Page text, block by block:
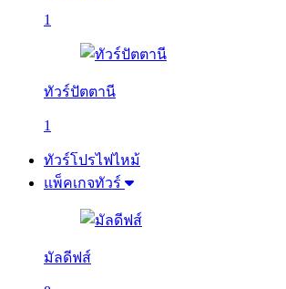
1
ทัวร์ปัตตานี
1
ทัวร์โปรไฟไหม้
แพ็คเกจทัวร์
มัลดีฟส์